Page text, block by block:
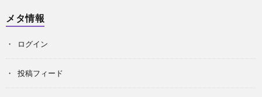
メタ情報
ログイン
投稿フィード